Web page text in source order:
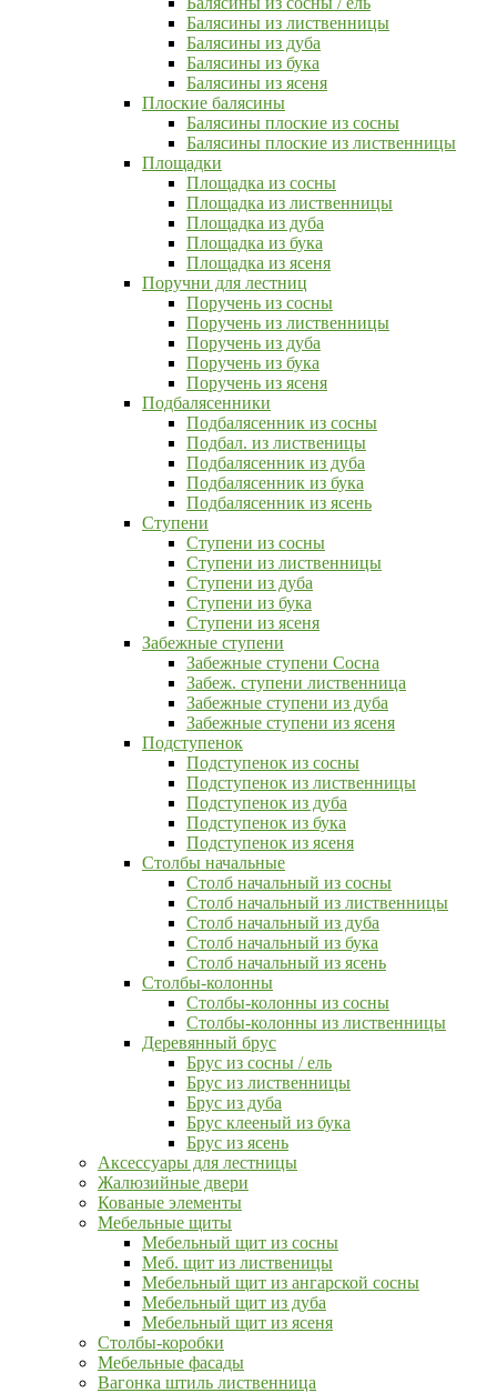
Балясины из лиственницы
Балясины из дуба
Балясины из бука
Балясины из ясеня
Плоские балясины
Балясины плоские из сосны
Балясины плоские из лиственницы
Площадки
Площадка из сосны
Площадка из лиственницы
Площадка из дуба
Площадка из бука
Площадка из ясеня
Поручни для лестниц
Поручень из сосны
Поручень из лиственницы
Поручень из дуба
Поручень из бука
Поручень из ясеня
Подбалясенники
Подбалясенник из сосны
Подбал. из лиственицы
Подбалясенник из дуба
Подбалясенник из бука
Подбалясенник из ясень
Ступени
Ступени из сосны
Ступени из лиственницы
Ступени из дуба
Ступени из бука
Ступени из ясеня
Забежные ступени
Забежные ступени Сосна
Забеж. ступени лиственница
Забежные ступени из дуба
Забежные ступени из ясеня
Подступенок
Подступенок из сосны
Подступенок из лиственницы
Подступенок из дуба
Подступенок из бука
Подступенок из ясеня
Столбы начальные
Столб начальный из сосны
Столб начальный из лиственницы
Столб начальный из дуба
Столб начальный из бука
Столб начальный из ясень
Столбы-колонны
Столбы-колонны из сосны
Столбы-колонны из лиственницы
Деревянный брус
Брус из сосны / ель
Брус из лиственницы
Брус из дуба
Брус клееный из бука
Брус из ясень
Аксессуары для лестницы
Жалюзийные двери
Кованые элементы
Мебельные щиты
Мебельный щит из сосны
Меб. щит из лиственицы
Мебельный щит из ангарской сосны
Мебельный щит из дуба
Мебельный щит из ясеня
Столбы-коробки
Мебельные фасады
Вагонка штиль лиственница